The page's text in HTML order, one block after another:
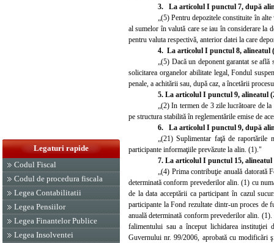
Legaturi rapide
Codul Fiscal
Codul de procedura fiscala
Legea Contabilitatii
Legea Pensiilor
Legea Finantelor Publice
Legea Insolventei
3. La articolul I punctul 7, după
„(5) Pentru depozitele constituite în
al sumelor în valută care se iau în considerare la
pentru valuta respectivă, anterior datei la care
4. La articolul I punctul 8, alineatul
„(5) Dacă un deponent garantat se
solicitarea organelor abilitate legal, Fondul
penale, a achitării sau, după caz, a încetării
5. La articolul I punctul 9, alineatul
„(2) In termen de 3 zile lucrătoare de
pe structura stabilită în reglementările emise de
6. La articolul I punctul 9, după
„(21) Suplimentar faţă de
participante informaţiile prevăzute la alin. (1)."
7. La articolul I punctul 15,
„(4) Prima contribuţie anuală
determinată conform prevederilor alin. (1) cu
de la data acceptării ca participant în cazul
participante la Fond rezultate dintr-un proces de
anuală determinată conform prevederilor alin.
falimentului sau a început lichidarea
Guvernului nr. 99/2006, aprobată cu modificări